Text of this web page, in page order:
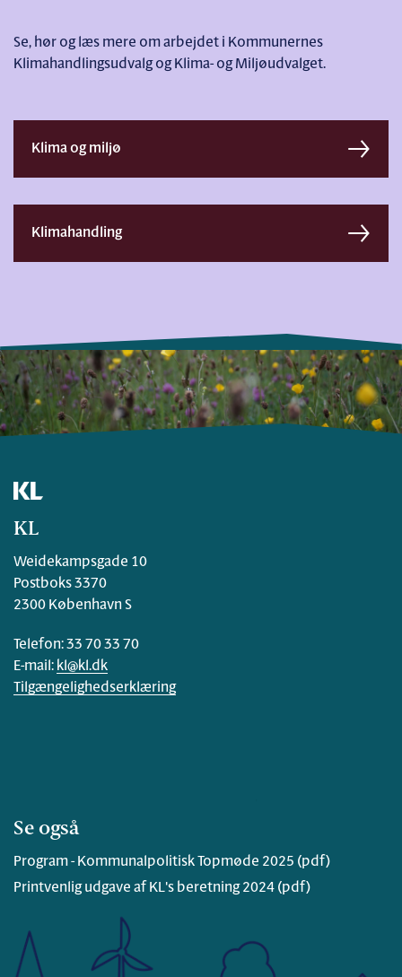
Se, hør og læs mere om arbejdet i Kommunernes
Klimahandlingsudvalg og Klima- og Miljøudvalget.
Klima og miljø
Klimahandling
KL
Weidekampsgade 10
Postboks 3370
2300 København S
Telefon: 33 70 33 70
E-mail: kl@kl.dk
Tilgængelighedserklæring
Se også
Program - Kommunalpolitisk Topmøde 2025 (pdf)
Printvenlig udgave af KL's beretning 2024 (pdf)